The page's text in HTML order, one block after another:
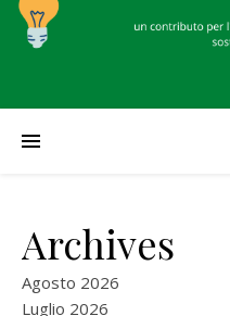
Archives
Agosto 2026
Luglio 2026